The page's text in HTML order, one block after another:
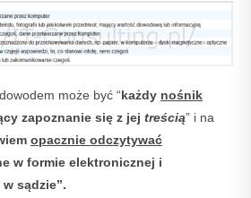
może być “każdy nośnik
zapoznanie się z jej treścią” i na
opacznie odczytywać
w formie elektronicznej i
sądzie”.